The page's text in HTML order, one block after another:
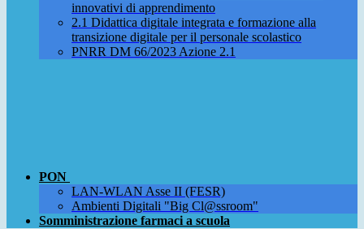
innovativi di apprendimento
2.1 Didattica digitale integrata e formazione alla
transizione digitale per il personale scolastico
PNRR DM 66/2023 Azione 2.1
PON
LAN-WLAN Asse II (FESR)
Ambienti Digitali "Big Cl@ssroom"
Somministrazione farmaci a scuola